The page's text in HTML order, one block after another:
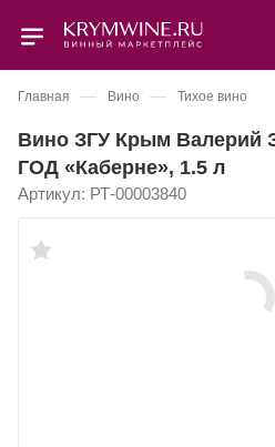
Главная — Вино — Тихое вино
Вино ЗГУ Крым
ГОД «Каберне», 1.5 л
Артикул: РТ-00003840